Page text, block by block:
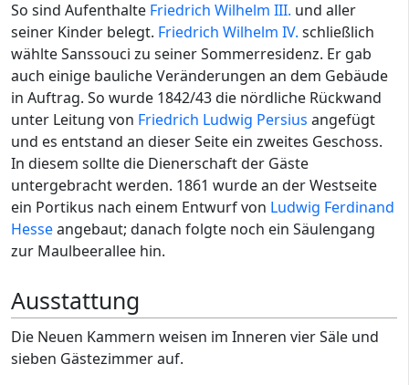
So sind Aufenthalte Friedrich Wilhelm III. und aller
seiner Kinder belegt. Friedrich Wilhelm IV. schließlich
wählte Sanssouci zu seiner Sommerresidenz. Er gab
auch einige bauliche Veränderungen an dem Gebäude
in Auftrag. So wurde 1842/43 die nördliche Rückwand
unter Leitung von Friedrich Ludwig Persius angefügt
und es entstand an dieser Seite ein zweites Geschoss.
In diesem sollte die Dienerschaft der Gäste
untergebracht werden. 1861 wurde an der Westseite
ein Portikus nach einem Entwurf von Ludwig Ferdinand
Hesseangebaut; danach folgte noch ein Säulengang
zur Maulbeerallee hin.
Ausstattung
Die Neuen Kammern weisen im Inneren vier Säle und
sieben Gästezimmer auf.